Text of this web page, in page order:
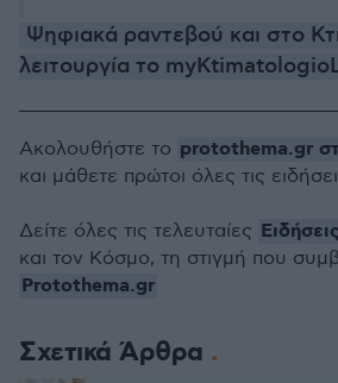
Ψηφιακά ραντεβού και στο
λειτουργία το
Σχετικά Άρθρα
Ακολουθήστε το protothema.gr
και μάθετε πρώτοι όλες τις
Δείτε όλες τις τελευταίες Ειδήσεις
και τον Κόσμο, τη στιγμή που
Protothema.gr